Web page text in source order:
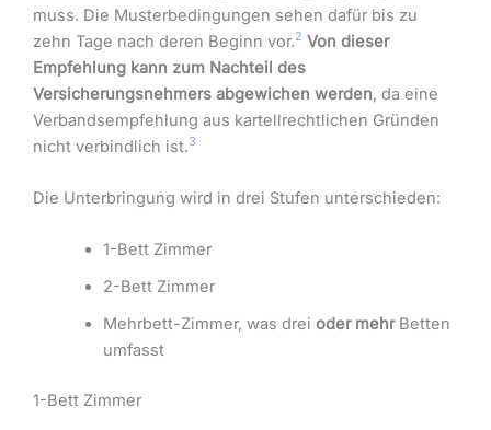
muss. Die Musterbedingungen sehen dafür bis zu
zehn Tage nach deren Beginn vor.2 Von dieser
Empfehlung kann zum Nachteil des
Versicherungsnehmers abgewichen werden, da eine
Verbandsempfehlung aus kartellrechtlichen Gründen
nicht verbindlich ist.3
Die Unterbringung wird in drei Stufen unterschieden:
1-Bett Zimmer
2-Bett Zimmer
Mehrbett-Zimmer, was drei oder mehrBetten
umfasst
1-Bett Zimmer